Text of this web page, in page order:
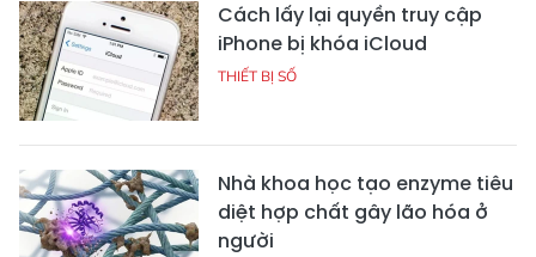
Cách lấy lại quyền truy cập
iPhone bị khóa iCloud
THIẾT BỊ SỐ
Nhà khoa học tạo enzyme tiêu
diệt hợp chất gây lão hóa ở
người